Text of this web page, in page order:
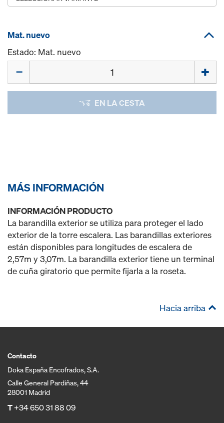
Mat. nuevo
Estado: Mat. nuevo
EN LA CESTA
MÁS INFORMACIÓN
INFORMACIÓN PRODUCTO
La barandilla exterior se utiliza para proteger el lado
exterior de la torre escalera. Las barandillas exteriores
están disponibles para longitudes de escalera de
2,57m y 3,07m. La barandilla exterior tiene un terminal
de cuña giratorio que permite fijarla a la roseta.
Hacia arriba
Contacto
Doka España Encofrados, S.A.
Calle General Pardiñas, 44
28001 Madrid
T+34 650 31 88 09